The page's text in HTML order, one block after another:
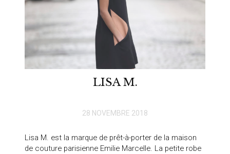
LISA M.
28 NOVEMBRE 2018
Lisa M. est la marque de prêt-à-porter de la maison
de couture parisienne Emilie Marcelle. La petite robe